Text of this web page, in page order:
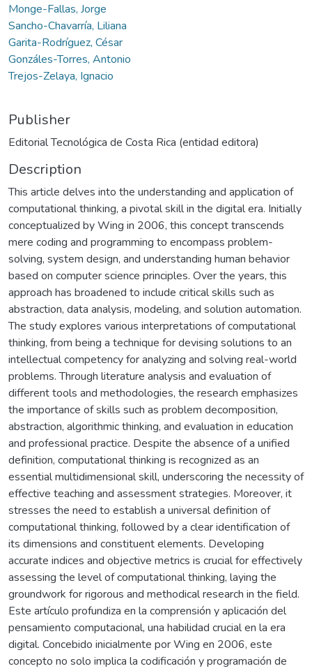
Monge-Fallas, Jorge
Sancho-Chavarría, Liliana
Garita-Rodríguez, César
Gonzáles-Torres, Antonio
Trejos-Zelaya, Ignacio
Publisher
Editorial Tecnológica de Costa Rica (entidad editora)
Description
This article delves into the understanding and application of
computational thinking, a pivotal skill in the digital era. Initially
conceptualized by Wing in 2006, this concept transcends
mere coding and programming to encompass problem-
solving, system design, and understanding human behavior
based on computer science principles. Over the years, this
approach has broadened to include critical skills such as
abstraction, data analysis, modeling, and solution automation.
The study explores various interpretations of computational
thinking, from being a technique for devising solutions to an
intellectual competency for analyzing and solving real-world
problems. Through literature analysis and evaluation of
different tools and methodologies, the research emphasizes
the importance of skills such as problem decomposition,
abstraction, algorithmic thinking, and evaluation in education
and professional practice. Despite the absence of a unified
definition, computational thinking is recognized as an
essential multidimensional skill, underscoring the necessity of
effective teaching and assessment strategies. Moreover, it
stresses the need to establish a universal definition of
computational thinking, followed by a clear identification of
its dimensions and constituent elements. Developing
accurate indices and objective metrics is crucial for effectively
assessing the level of computational thinking, laying the
groundwork for rigorous and methodical research in the field.
Este artículo profundiza en la comprensión y aplicación del
pensamiento computacional, una habilidad crucial en la era
digital. Concebido inicialmente por Wing en 2006, este
concepto no solo implica la codificación y programación de